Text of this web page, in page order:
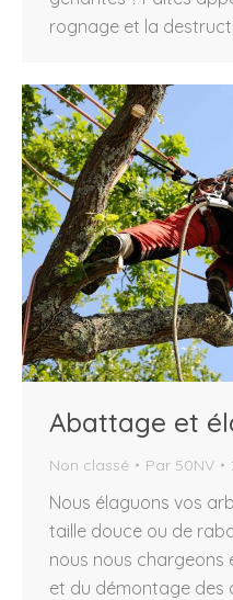
rognage et la
Abattage et
Non classé Par 50NV
Nous élaguons vos
taille douce ou de
nous nous chargeons
et du démontage des